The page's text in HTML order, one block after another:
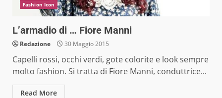
Fashion Icon
L’armadio di … Fiore Manni
Redazione 30 Maggio 2015
Capelli rossi, occhi verdi, gote colorite e look sempre
molto fashion. Si tratta di Fiore Manni, conduttrice...
Read More